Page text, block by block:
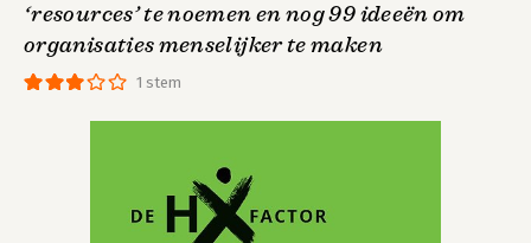
1 stem
‘resources’ te noemen en nog 99 ideeën om
organisaties menselijker te maken